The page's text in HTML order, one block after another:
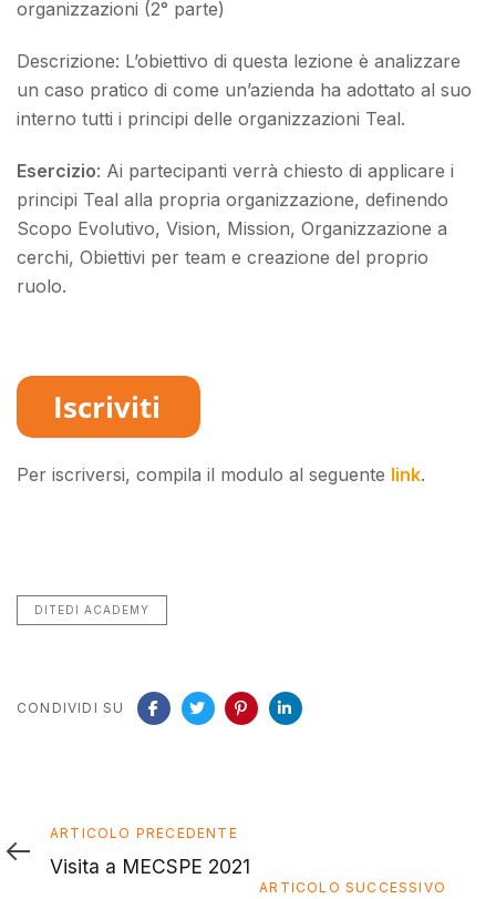
organizzazioni (2° parte)
Descrizione: L’obiettivo di questa lezione è analizzare
un caso pratico di come un’azienda ha adottato al suo
interno tutti i principi delle organizzazioni Teal.
Esercizio: Ai partecipanti verrà chiesto di applicare i
principi Teal alla propria organizzazione, definendo
Scopo Evolutivo, Vision, Mission, Organizzazione a
cerchi, Obiettivi per team e creazione del proprio
ruolo.
Per iscriversi, compila il modulo al seguente link.
DITEDI ACADEMY
CONDIVIDI SU
Articolo
precedente
ARTICOLO PRECEDENTE
Visita a MECSPE 2021
ARTICOLO SUCCESSIVO